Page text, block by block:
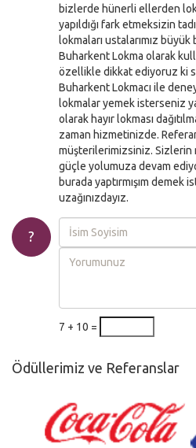
bizlerde hünerli ellerden
yapıldığı fark etmeksizin
lokmaları ustalarımız
Buharkent Lokma olarak
özellikle dikkat ediyoruz ki
Buharkent Lokmacı ile
lokmalar yemek isterseniz
olarak hayır lokması
zaman hizmetinizde.
müşterilerimizsiniz. Sizlerin
güçle yolumuza devam
burada yaptırmışım
uzağınızdayız.
?
7 + 10 =
Ödüllerimiz ve Referanslar